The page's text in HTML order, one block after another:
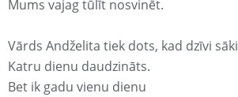
Mums vajag tūlīt nosvinēt.
Vārds Andželita tiek dots, kad dzīvi sāki
Katru dienu daudzināts.
Bet ik gadu vienu dienu